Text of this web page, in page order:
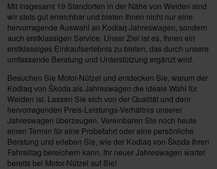
Mit insgesamt 19 Standorten in der Nähe von Weiden sind
wir stets gut erreichbar und bieten Ihnen nicht nur eine
hervorragende Auswahl an Kodiaq Jahreswagen, sondern
auch erstklassigen Service. Unser Ziel ist es, Ihnen ein
erstklassiges Einkaufserlebnis zu bieten, das durch unsere
umfassende Beratung und Unterstützung ergänzt wird.
Besuchen Sie Motor-Nützel und entdecken Sie, warum der
Kodiaq von Škoda als Jahreswagen die ideale Wahl für
Weiden ist. Lassen Sie sich von der Qualität und dem
hervorragenden Preis-Leistungs-Verhältnis unserer
Jahreswagen überzeugen. Vereinbaren Sie noch heute
einen Termin für eine Probefahrt oder eine persönliche
Beratung und erleben Sie, wie der Kodiaq von Škoda Ihren
Fahralltag bereichern kann. Ihr neuer Jahreswagen wartet
bereits bei Motor-Nützel auf Sie!